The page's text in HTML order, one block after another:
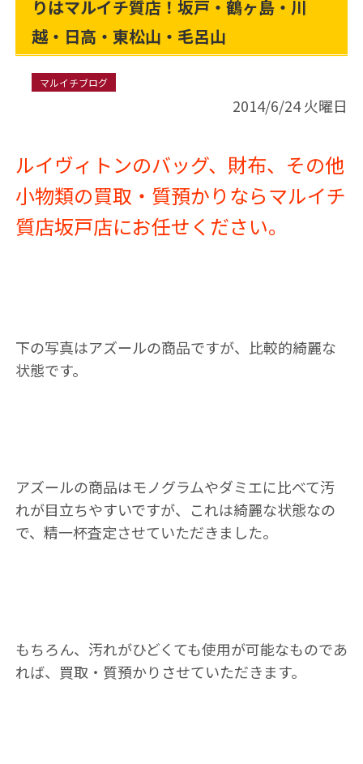
りはマルイチ質店！坂戸・鶴ヶ島・川
越・日高・東松山・毛呂山
マルイチブログ
2014/6/24 火曜日
ルイヴィトンのバッグ、財布、その他
小物類の買取・質預かりならマルイチ
質店坂戸店にお任せください。
下の写真はアズールの商品ですが、比較的綺麗な
状態です。
アズールの商品はモノグラムやダミエに比べて汚
れが目立ちやすいですが、これは綺麗な状態なの
で、精一杯査定させていただきました。
もちろん、汚れがひどくても使用が可能なものであ
れば、買取・質預かりさせていただきます。